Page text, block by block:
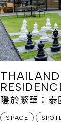
隱於繁華：泰
海濱的慢活詩
SPACE